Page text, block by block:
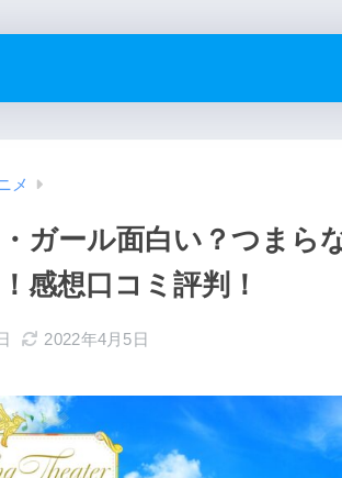
メ
ガール面白い？つまら
感想口コミ評判！
2022年4月5日